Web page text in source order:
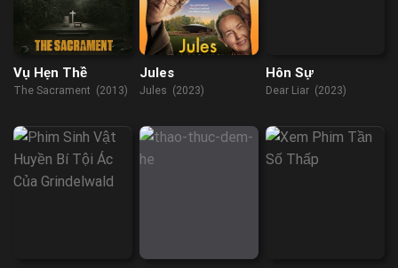
Vụ Hẹn Thề
The Sacrament (2013)
Jules
Jules (2023)
Hôn Sự
Dear Liar (2023)